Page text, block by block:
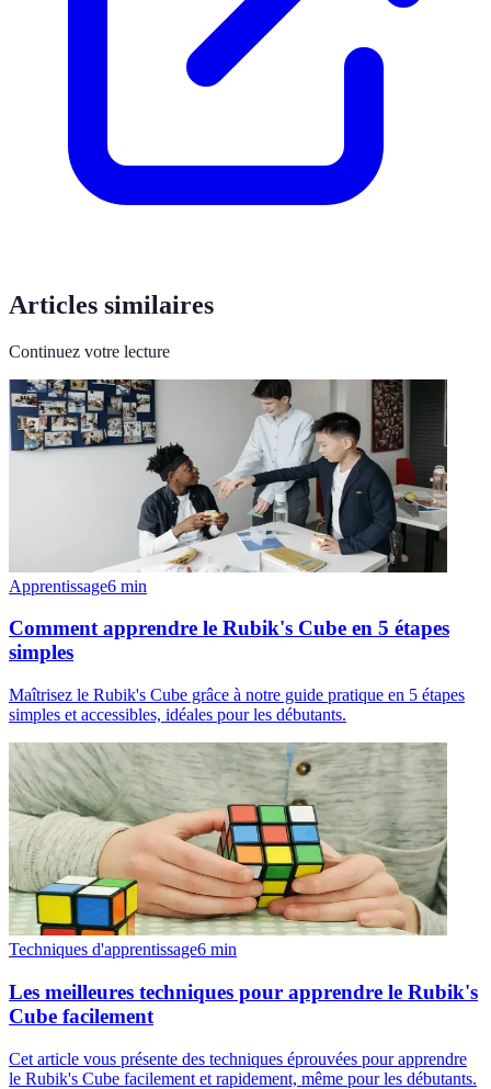
Articles similaires
Continuez votre lecture
Apprentissage6 min
Comment apprendre le Rubik's Cube en 5 étapes
simples
Maîtrisez le Rubik's Cube grâce à notre guide pratique en 5 étapes
simples et accessibles, idéales pour les débutants.
Techniques d'apprentissage6 min
Les meilleures techniques pour apprendre le Rubik's
Cube facilement
Cet article vous présente des techniques éprouvées pour apprendre
le Rubik's Cube facilement et rapidement, même pour les débutants.